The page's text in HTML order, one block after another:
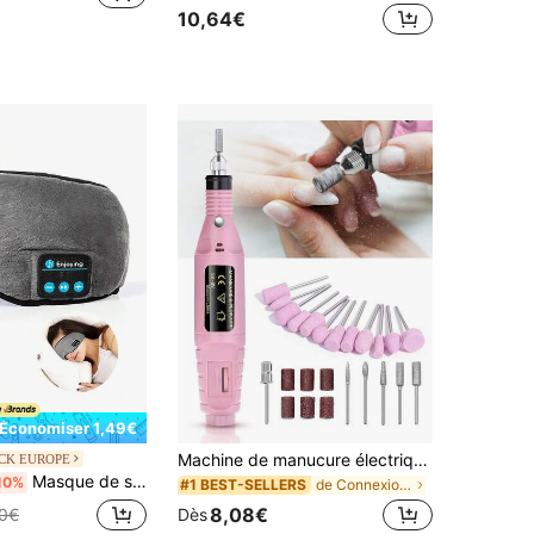
10,64€
Économiser 1,49€
EUROPE
Masque de sommeil Klack avec écouteurs Bluetooth intégrés, masque de sommeil ajustable avec musique sans fil, microphone intégré et jusqu'à 10 heures d'autonomie
Machine de manucure électrique professionnelle, Ensemble de limes à ongles, Outil de pédicure à faible bruit, Retireur de gel, Polisseuse, Meuleuse électrique polyvalente et embouts de manucure pour des résultats de salon de qualité
#1 BEST-SELLERS de Connexion USB ou autre alimentation CC Ponceuse
Dès8,08€